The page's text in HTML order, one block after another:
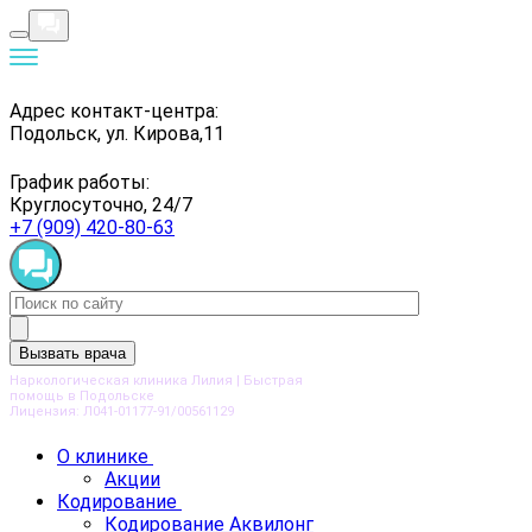
Адрес контакт-центра:
Подольск, ул. Кирова,11
График работы:
Круглосуточно, 24/7
+7 (909) 420-80-63
Вызвать врача
Наркологическая клиника Лилия | Быстрая
помощь в Подольске
Лицензия: Л041-01177-91/00561129
О клинике
Акции
Кодирование
Кодирование Аквилонг